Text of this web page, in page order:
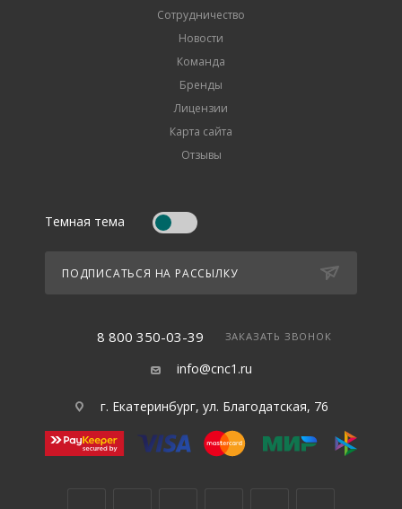
Сотрудничество
Новости
Команда
Бренды
Лицензии
Карта сайта
Отзывы
Темная тема
ПОДПИСАТЬСЯ НА РАССЫЛКУ
8 800 350-03-39 ЗАКАЗАТЬ ЗВОНОК
info@cnc1.ru
г. Екатеринбург, ул. Благодатская, 76